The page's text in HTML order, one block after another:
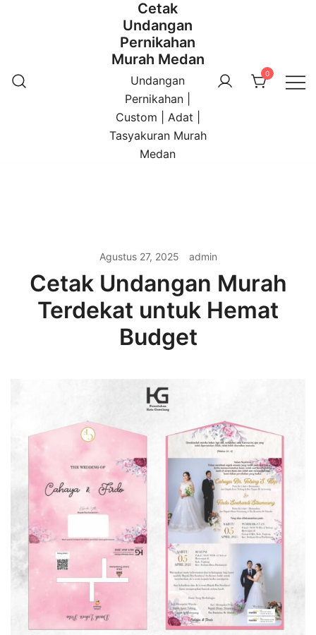
Cetak
Undangan
Pernikahan
Murah Medan
Undangan
Pernikahan |
Custom | Adat |
Tasyakuran Murah
Medan
0
Agustus 27, 2025 admin
Cetak Undangan Murah
Terdekat untuk Hemat
Budget